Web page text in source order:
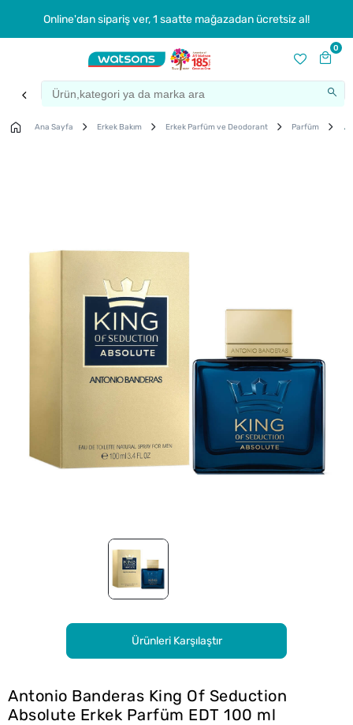
Online'dan sipariş ver, 1 saatte mağazadan ücretsiz al!
0
Ana Sayfa Erkek Bakım Erkek Parfüm ve Deodorant Parfüm
Ürünleri Karşılaştır
Antonio Banderas King Of Seduction
Absolute Erkek Parfüm EDT 100 ml